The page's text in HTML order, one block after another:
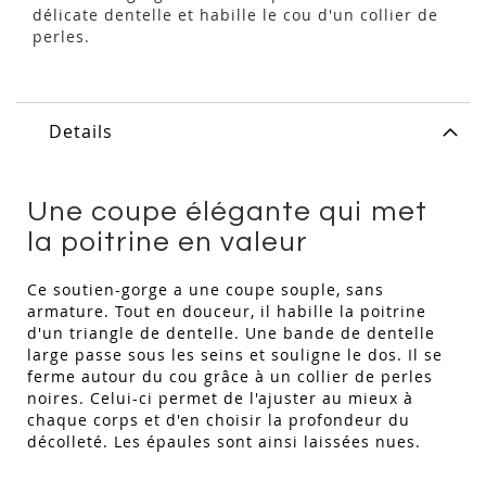
délicate dentelle et habille le cou d'un collier de
perles.
Details
Une coupe élégante qui met
la poitrine en valeur
Ce soutien-gorge a une coupe souple, sans
armature. Tout en douceur, il habille la poitrine
d'un triangle de dentelle. Une bande de dentelle
large passe sous les seins et souligne le dos. Il se
ferme autour du cou grâce à un collier de perles
noires. Celui-ci permet de l'ajuster au mieux à
chaque corps et d'en choisir la profondeur du
décolleté. Les épaules sont ainsi laissées nues.